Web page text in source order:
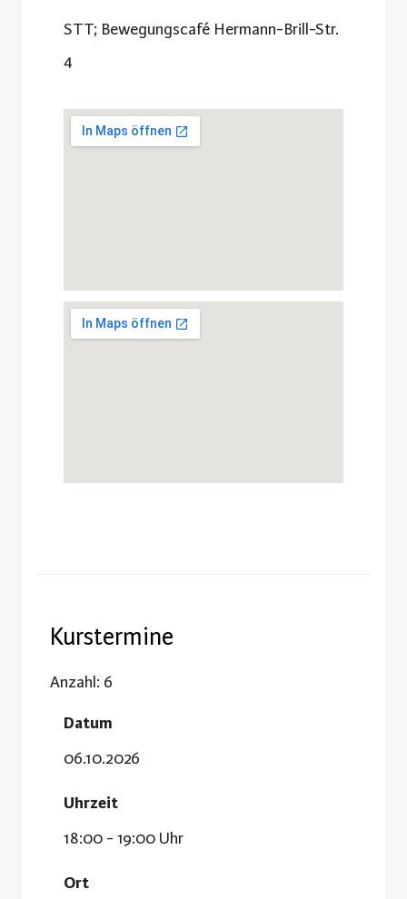
STT; Bewegungscafé Hermann-Brill-Str.
4
Kurstermine
Anzahl: 6
Datum
06.10.2026
Uhrzeit
18:00 - 19:00 Uhr
Ort